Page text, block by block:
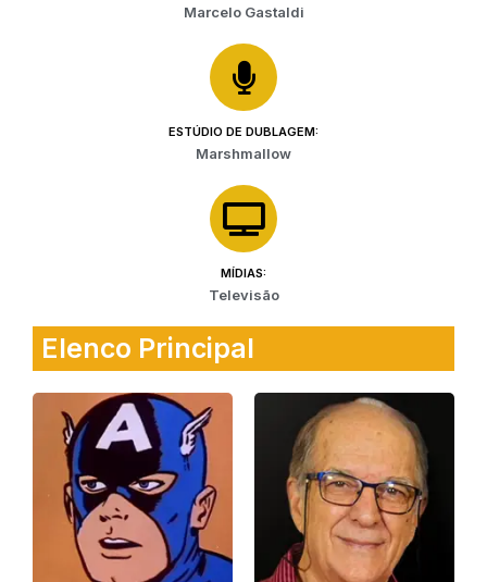
Marcelo Gastaldi
ESTÚDIO DE DUBLAGEM:
Marshmallow
MÍDIAS:
Televisão
Elenco Principal